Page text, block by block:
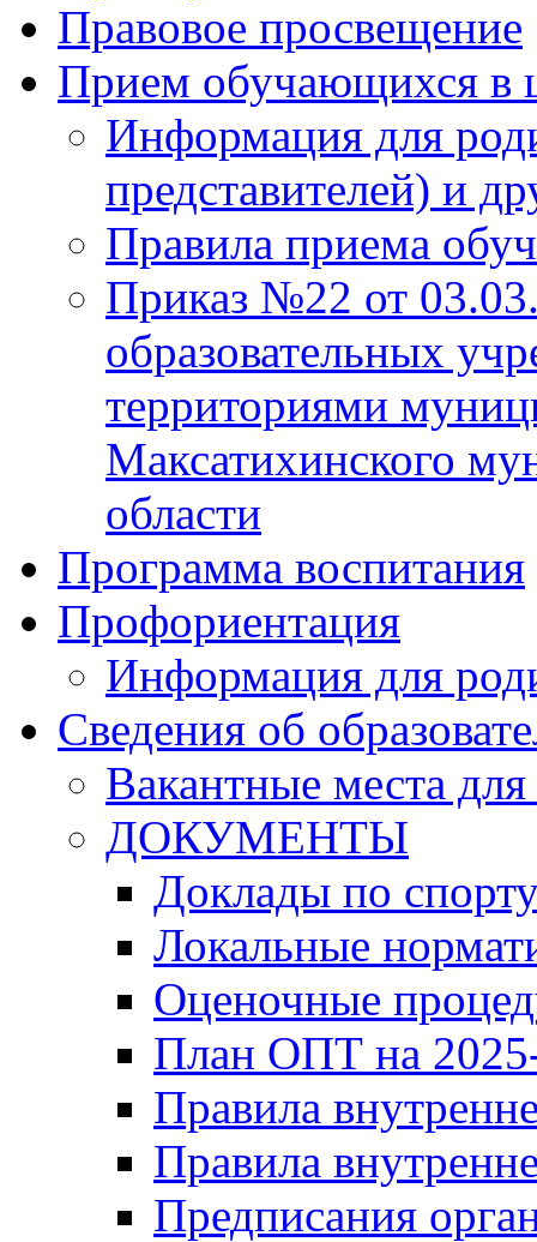
Правовое просвещение
Прием обучающихся в
Информация для
представителей) и
Правила приема
Приказ №22 от
образовательных
территориями
Максатихинского
области
Программа воспитания
Профориентация
Информация для
Сведения об
Вакантные места
ДОКУМЕНТЫ
Доклады по
Локальные
Оценочные
План ОПТ на
Правила
Правила
Предписания